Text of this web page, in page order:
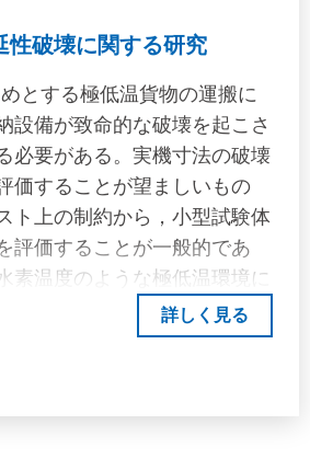
性破壊に関する研究
とする極低温貨物の運搬に
設備が致命的な破壊を起こさ
必要がある。実機寸法の破壊
価することが望ましいもの
ト上の制約から，小型試験体
評価することが一般的であ
素温度のような極低温環境に
破壊挙動は試験機の制約上，
いない。そこで，本研究で
詳しく見る